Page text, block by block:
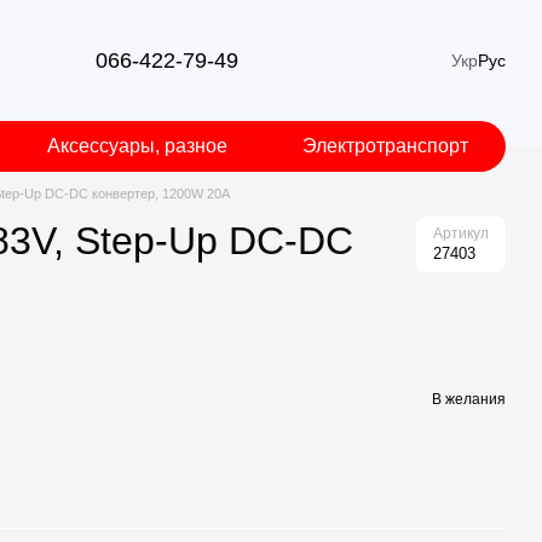
066-422-79-49 УкрРус
Аксессуары, разное Электротранспорт
Up DC-DC конвертер, 1200W 20А
Step-Up DC-DC
Артикул
27403
В желания